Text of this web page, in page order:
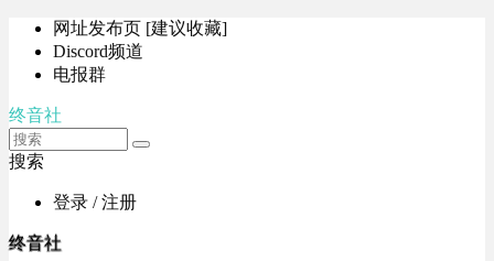
网址发布页 [建议收藏]
Discord频道
电报群
终音社
搜索
登录 / 注册
终音社